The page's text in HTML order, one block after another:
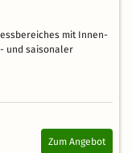
mit Innen-
und saisonaler
Zum Angebot